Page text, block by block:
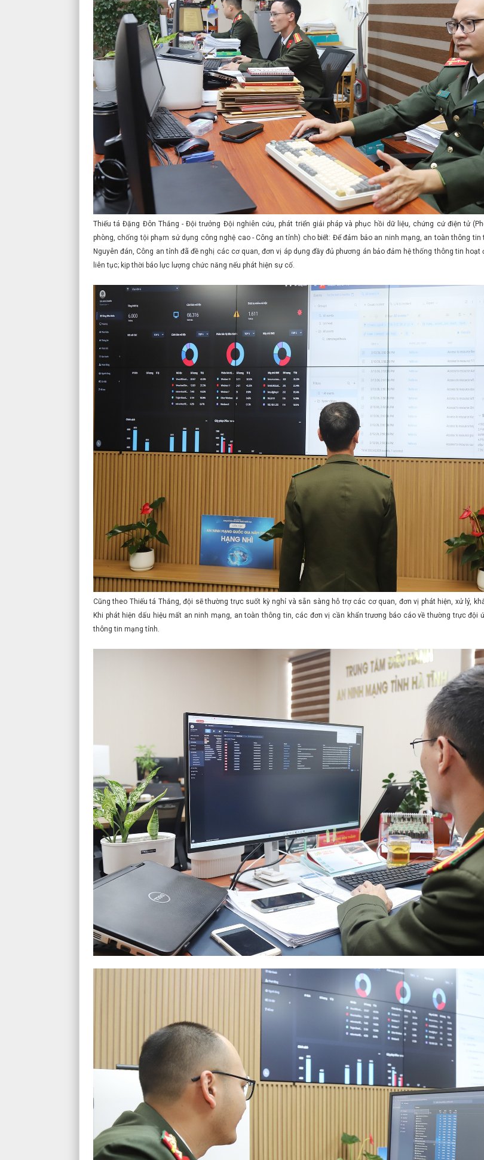
Thiếu tá Đặng Đôn Thắng - Đội trưởng Đội nghiên cứu, phát triển giải pháp và phục hồi dữ liệu, chứng cứ điện tử
phòng, chống tội phạm sử dụng công nghệ cao - Công an tỉnh) cho biết: Để đảm bảo an ninh mạng, an toàn thông tin
Nguyên đán, Công an tỉnh đã đề nghị các cơ quan, đơn vị áp dụng đầy đủ phương án bảo đảm hệ thống thông tin hoạt
liên tục; kịp thời báo lực lượng chức năng nếu phát hiện sự cố.
Cũng theo Thiếu tá Thắng, đội sẽ thường trực suốt kỳ nghỉ và sẵn sàng hỗ trợ các cơ quan, đơn vị phát hiện, xử lý,
Khi phát hiện dấu hiệu mất an ninh mạng, an toàn thông tin, các đơn vị cần khẩn trương báo cáo về thường trực đội
thông tin mạng tỉnh.